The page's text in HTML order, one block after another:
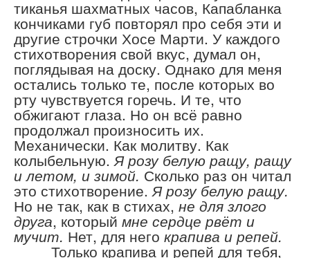
тиканья шахматных часов, Капабланка
кончиками губ повторял про себя эти и
другие строчки Хосе Марти. У каждого
стихотворения свой вкус, думал он,
поглядывая на доску. Однако для меня
остались только те, после которых во
рту чувствуется горечь. И те, что
обжигают глаза. Но он всё равно
продолжал произносить их.
Механически. Как молитву. Как
колыбельную.Я розу белую ращу, ращу
и летом, и зимой. Сколько раз он читал
это стихотворение.Я розу белую ращу.
Но не так, как в стихах, не для злого
друга, который мне сердце рвёт и
мучит. Нет, для него крапива и репей.
Только крапива и репей для тебя,